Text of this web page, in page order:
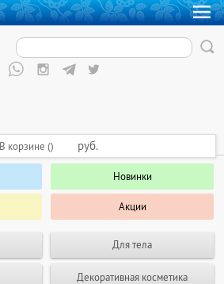
Новинки
Акции
Для тела
Декоративная косметика
В корзине () руб.